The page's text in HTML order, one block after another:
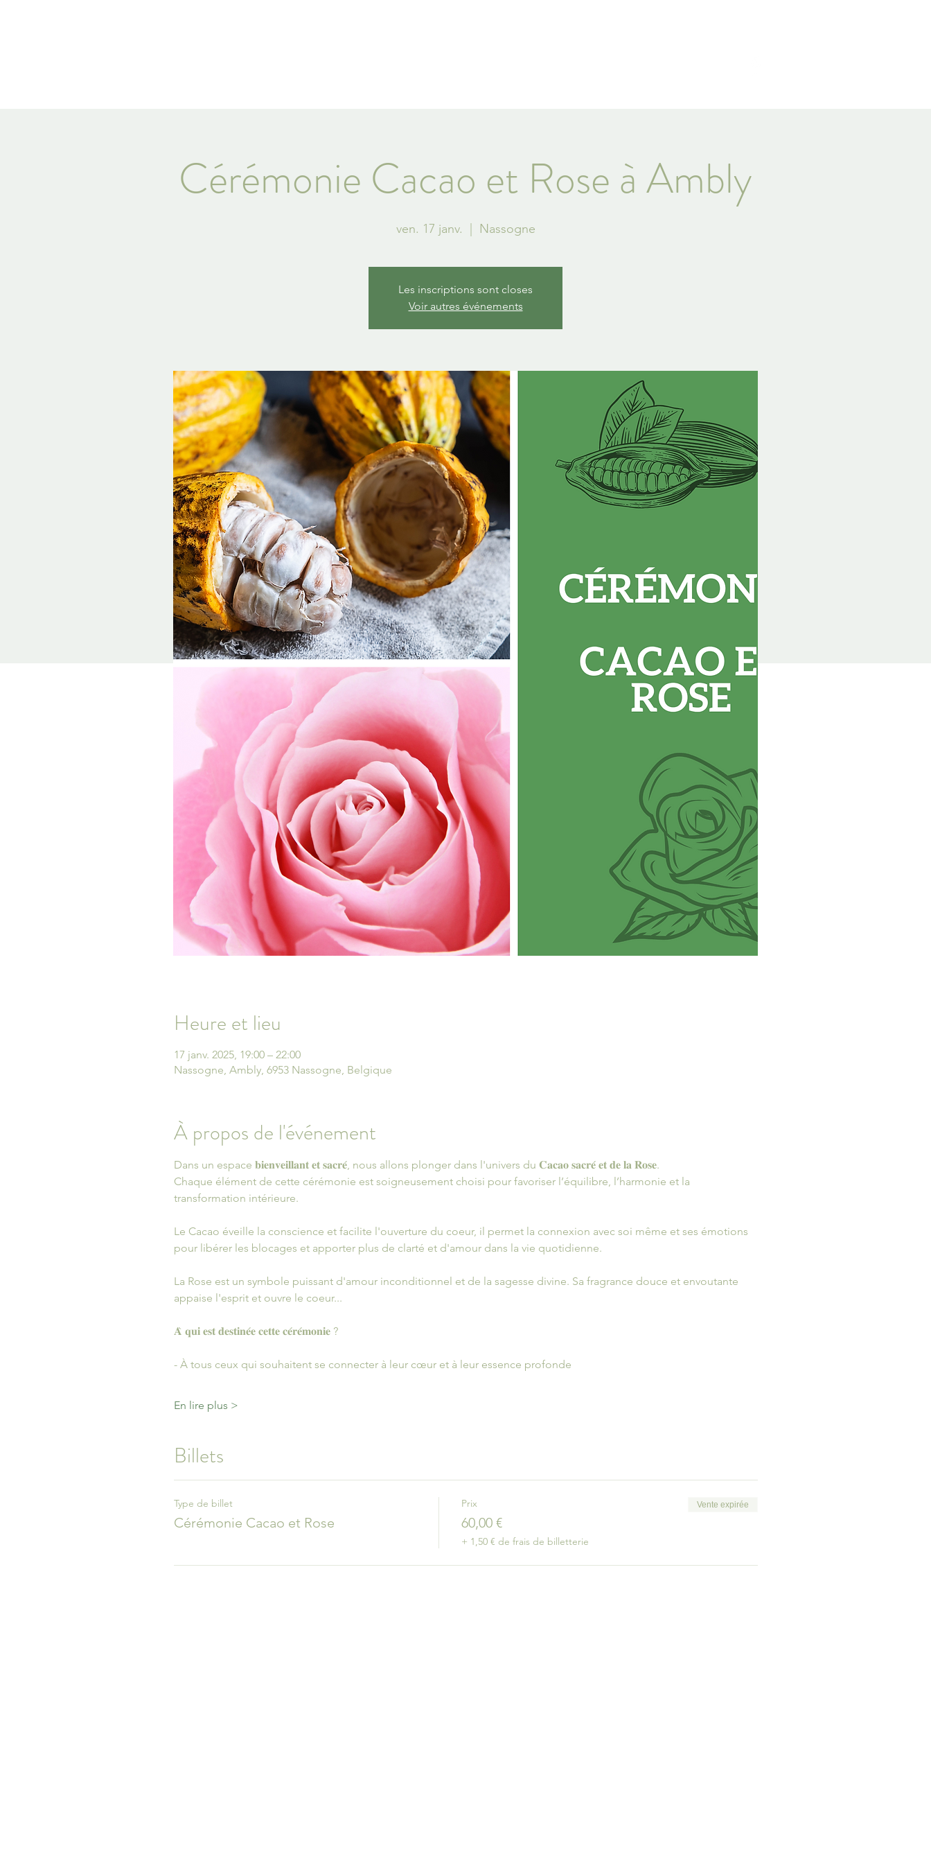
Cérémonie Cacao et Rose à Ambly
ven. 17 janv. Nassogne
Les inscriptions sont closes
Voir autres événements
Heure et lieu
17 janv. 2025, 19:00 – 22:00
Nassogne, Ambly, 6953 Nassogne, Belgique
À propos de l'événement
Dans un espace 𝐛𝐢𝐞𝐧𝐯𝐞𝐢𝐥𝐥𝐚𝐧𝐭 𝐞𝐭 𝐬𝐚𝐜𝐫𝐞́, nous allons plonger dans l'univers du 𝐂𝐚𝐜𝐚𝐨 𝐬𝐚𝐜𝐫𝐞́ 𝐞𝐭 𝐝𝐞 𝐥𝐚 𝐑𝐨𝐬𝐞.
Chaque élément de cette cérémonie est soigneusement choisi pour favoriser l’équilibre, l’harmonie et la
transformation intérieure.
Le Cacao éveille la conscience et facilite l'ouverture du coeur, il permet la connexion avec soi même et ses émotions
pour libérer les blocages et apporter plus de clarté et d'amour dans la vie quotidienne.
La Rose est un symbole puissant d'amour inconditionnel et de la sagesse divine. Sa fragrance douce et envoutante
appaise l'esprit et ouvre le coeur...
𝐀̀ 𝐪𝐮𝐢 𝐞𝐬𝐭 𝐝𝐞𝐬𝐭𝐢𝐧𝐞́𝐞 𝐜𝐞𝐭𝐭𝐞 𝐜𝐞́𝐫𝐞́𝐦𝐨𝐧𝐢𝐞 ?
- À tous ceux qui souhaitent se connecter à leur cœur et à leur essence profonde
En lire plus >
Billets
Type de billet
Cérémonie Cacao et Rose
Prix
60,00 €
+ 1,50 € de frais de billetterie
Vente expirée